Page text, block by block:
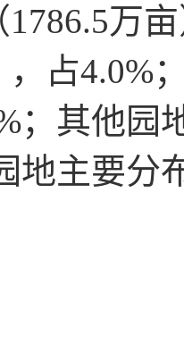
1786.5万
，占4.0%
；其他园
地主要分